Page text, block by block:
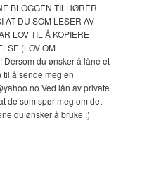
BLOGGEN TILHØRER
AT DU SOM LESER AV
LOV TIL Å KOPIERE
(LOV OM
Dersom du ønsker å låne et
å sende meg en
Ved lån av private
de som spør meg om det
du ønsker å bruke :)